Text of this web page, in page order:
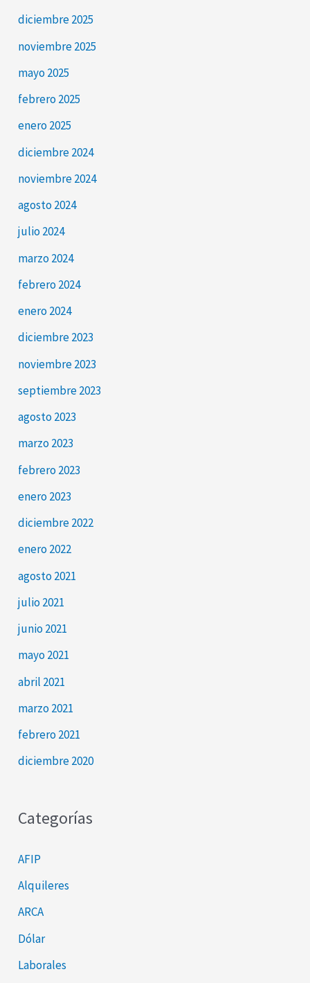
diciembre 2025
noviembre 2025
mayo 2025
febrero 2025
enero 2025
diciembre 2024
noviembre 2024
agosto 2024
julio 2024
marzo 2024
febrero 2024
enero 2024
diciembre 2023
noviembre 2023
septiembre 2023
agosto 2023
marzo 2023
febrero 2023
enero 2023
diciembre 2022
enero 2022
agosto 2021
julio 2021
junio 2021
mayo 2021
abril 2021
marzo 2021
febrero 2021
diciembre 2020
Categorías
AFIP
Alquileres
ARCA
Dólar
Laborales